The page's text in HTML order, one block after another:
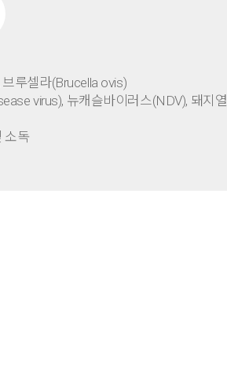
루셀라(Brucella ovis)
virus), 뉴캐슬바이러스(NDV), 돼지
소독